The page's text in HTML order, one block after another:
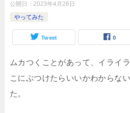
公開日： 2023年4月26日
やってみた
Tweet 0
ムカつくことがあって、イライ
こにぶつけたらいいかわからな
た。